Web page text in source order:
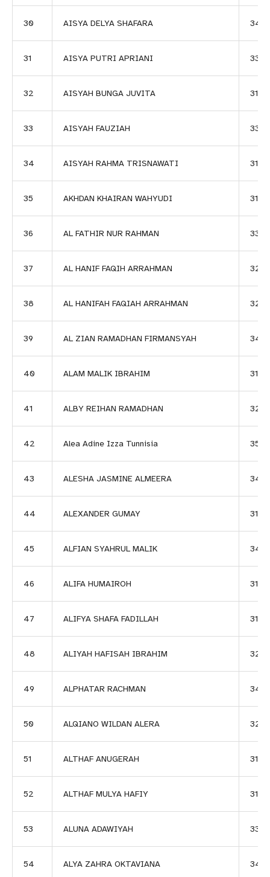
30 AISYA DELYA SHAFARA
31 AISYA PUTRI APRIANI 3315
32 AISYAH BUNGA JUVITA 3114
33 AISYAH FAUZIAH 3349
34 AISYAH RAHMA TRISNAWATI 3115
35 AKHDAN KHAIRAN WAHYUDI 3186
36 AL FATHIR NUR RAHMAN 3379
37 AL HANIF FAQIH ARRAHMAN
38 AL HANIFAH FAQIAH ARRAHMAN 3241
39 AL ZIAN RAMADHAN FIRMANSYAH
40 ALAM MALIK IBRAHIM 3187
41 ALBY REIHAN RAMADHAN
42 Alea Adine Izza Tunnisia 3502
43 ALESHA JASMINE ALMEERA
44 ALEXANDER GUMAY 3116
45 ALFIAN SYAHRUL MALIK 3475
46 ALIFA HUMAIROH 3117
47 ALIFYA SHAFA FADILLAH 3118
48 ALIYAH HAFISAH IBRAHIM
49 ALPHATAR RACHMAN
50 ALQIANO WILDAN ALERA
51 ALTHAF ANUGERAH 3119
52 ALTHAF MULYA HAFIY 3120
53 ALUNA ADAWIYAH 3380
54 ALYA ZAHRA OKTAVIANA